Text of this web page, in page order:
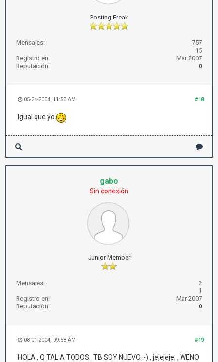
Posting Freak
Mensajes:
757
15
Registro en:
Mar 2007
Reputación:
0
#18
05-24-2004, 11:50 AM
Igual que yo
gabo
Sin conexión
Junior Member
Mensajes:
2
1
Registro en:
Mar 2007
Reputación:
0
#19
08-01-2004, 09:58 AM
HOLA , Q TAL A TODOS , TB SOY NUEVO :-) , jejejeje, , WENO